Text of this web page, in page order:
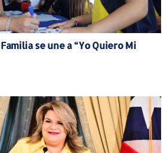
se une a “Yo Quiero Mi